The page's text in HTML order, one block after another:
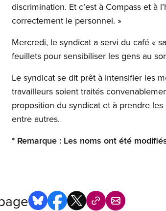
discrimination. Et c’est à Compass et à
correctement le personnel. »
Mercredi, le syndicat a servi du café «
feuillets pour sensibiliser les gens au
Le syndicat se dit prêt à intensifier les
travailleurs soient traités
proposition du syndicat et à prendre
entre autres.
* Remarque : Les noms ont été